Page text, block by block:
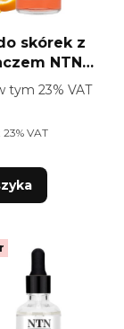
skórek z
NTN
o zapachu
50 ml
tym %s VAT
tym 23% VAT
brutto
23% VAT
netto